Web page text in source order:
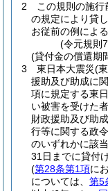
2
この規則の施行
の規定により貸
お従前の例による
(令元規則
(貸付金の償還期
3
東日本大震災(
援助及び助成に
項に規定する東
い被害を受けた
財政援助及び助
行等に関する政令
のいずれかに該
31日までに貸付
(第28条第1項に
については、 第5